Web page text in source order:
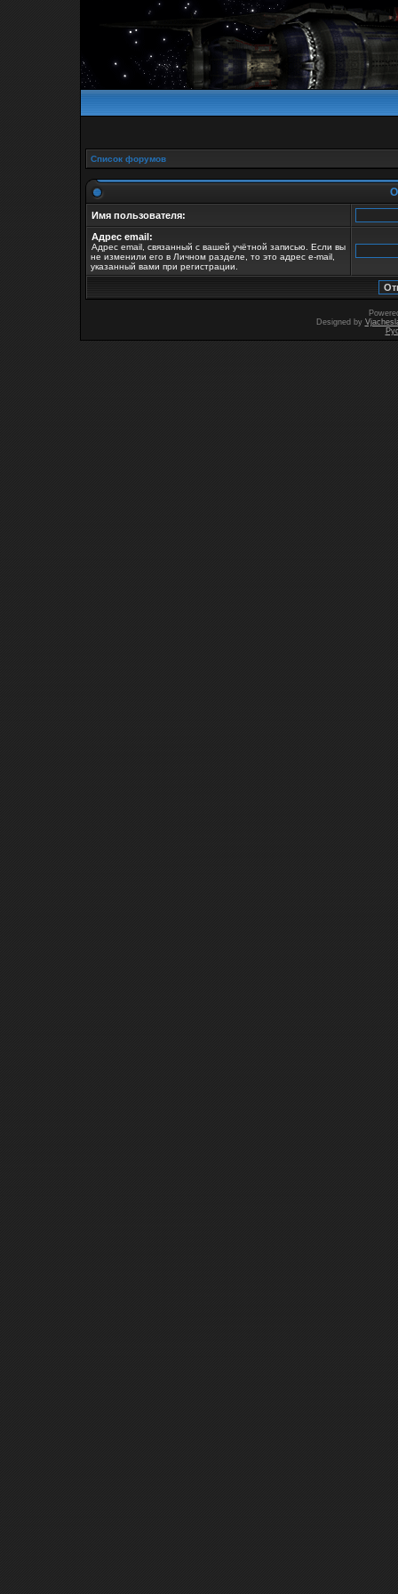
Список форумов
Имя пользователя:
Адрес email:
Адрес email, связанный с вашей учётной записью. Если вы
не изменили его в Личном разделе, то это адрес e-mail,
указанный вами при регистрации.
Designed by